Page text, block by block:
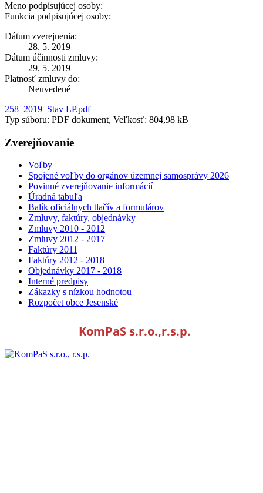
Meno podpisujúcej osoby:
Funkcia podpisujúcej osoby:
Dátum zverejnenia:
28. 5. 2019
Dátum účinnosti zmluvy:
29. 5. 2019
Platnosť zmluvy do:
Neuvedené
258_2019_Stav LP.pdf
Typ súboru: PDF dokument, Veľkosť: 804,98 kB
Zverejňovanie
Voľby
Spojené voľby do orgánov územnej samosprávy 2026
Povinné zverejňovanie informácií
Úradná tabuľa
Balík oficiálnych tlačív a formulárov
Zmluvy, faktúry, objednávky
Zmluvy 2010 - 2012
Zmluvy 2012 - 2017
Faktúry 2011
Faktúry 2012 - 2018
Objednávky 2017 - 2018
Interné predpisy
Zákazky s nízkou hodnotou
Rozpočet obce Jesenské
KomPaS s.r.o.,r.s.p.